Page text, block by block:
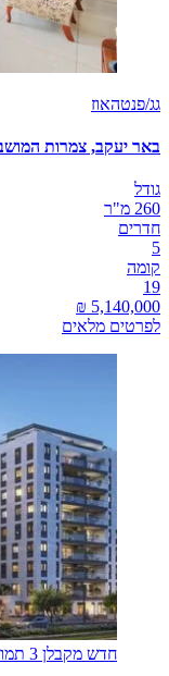
גג/פנטהאוז
באר יעקב, צמרות
גודל
260 מ"ר
חדרים
5
קומה
19
לפרטים מלאים
חדש מקבלן 3 תמונות